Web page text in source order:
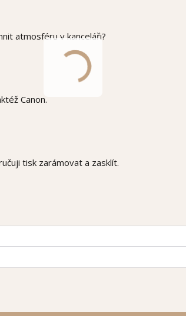
atmosféru v kanceláři?
Canon.
tisk zarámovat a zasklít.